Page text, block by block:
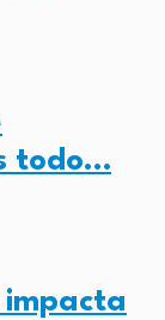
todo…
impacta